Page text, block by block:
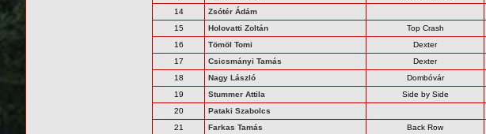
14
Zsótér Ádám
15
Holovatti Zoltán Top Crash
16
Tömöl Tomi Dexter
17
Csicsmányi Tamás Dexter
18
Nagy László Dombóvár
19
Stummer Attila Side by Side
20
Pataki Szabolcs
21
Farkas Tamás Back Row